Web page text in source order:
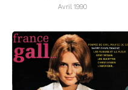
Avril 1990